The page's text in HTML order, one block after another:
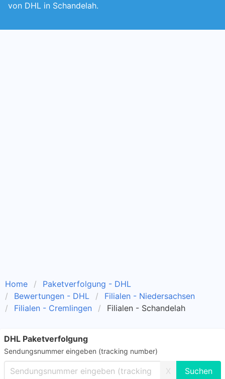
von DHL in Schandelah.
Home
Paketverfolgung - DHL
Bewertungen - DHL
Filialen - Niedersachsen
Filialen - Cremlingen
Filialen - Schandelah
DHL Paketverfolgung
Sendungsnummer eingeben (tracking number)
X